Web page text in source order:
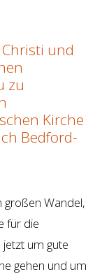
und
zu
Kirche
Bedford-
großen Wandel,
für die
um gute
gehen und um